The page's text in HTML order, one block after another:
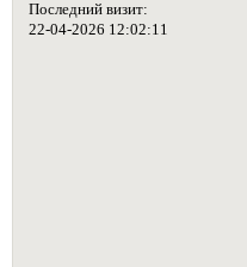
Последний визит:
22-04-2026 12:02:11